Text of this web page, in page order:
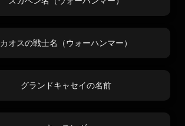
カオスの戦士名（ウォーハンマー）
グランドキャセイの名前